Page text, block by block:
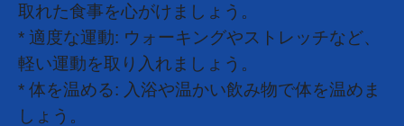
取れた食事を心がけましょう。
* 適度な運動: ウォーキングやストレッチなど、
軽い運動を取り入れましょう。
* 体を温める: 入浴や温かい飲み物で体を温めま
しょう。